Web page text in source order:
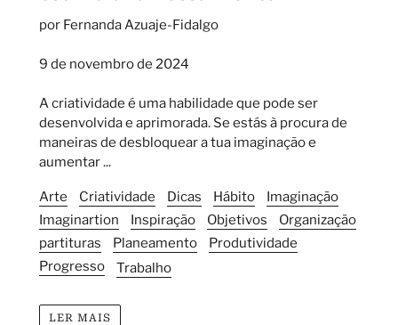
por Fernanda Azuaje-Fidalgo
9 de novembro de 2024
A criatividade é uma habilidade que pode ser
desenvolvida e aprimorada. Se estás à procura de
maneiras de desbloquear a tua imaginação e
aumentar ...
Arte Criatividade Dicas Hábito
Imaginação
Imaginartion
Inspiração Objetivos
Organização
partituras
Planeamento
Produtividade
Progresso
Trabalho
LER MAIS